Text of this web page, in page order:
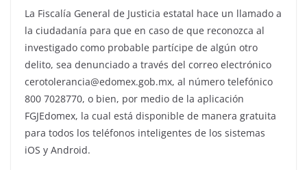
La Fiscalía General de Justicia estatal hace un llamado a
la ciudadanía para que en caso de que reconozca al
investigado como probable partícipe de algún otro
delito, sea denunciado a través del correo electrónico
cerotolerancia@edomex.gob.mx, al número telefónico
800 7028770, o bien, por medio de la aplicación
FGJEdomex, la cual está disponible de manera gratuita
para todos los teléfonos inteligentes de los sistemas
iOS y Android.